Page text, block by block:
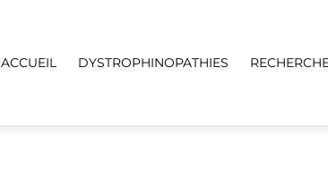
ACCUEIL DYSTROPHINOPATHIES